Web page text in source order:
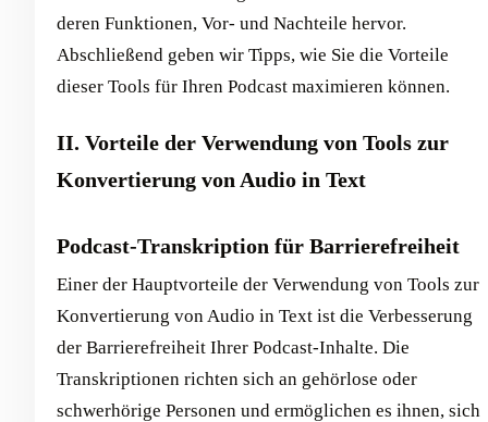
deren Funktionen, Vor- und Nachteile hervor.
Abschließend geben wir Tipps, wie Sie die Vorteile
dieser Tools für Ihren Podcast maximieren können.
II. Vorteile der Verwendung von Tools zur
Konvertierung von Audio in Text
Podcast-Transkription für Barrierefreiheit
Einer der Hauptvorteile der Verwendung von Tools zur
Konvertierung von Audio in Text ist die Verbesserung
der Barrierefreiheit Ihrer Podcast-Inhalte. Die
Transkriptionen richten sich an gehörlose oder
schwerhörige Personen und ermöglichen es ihnen, sich